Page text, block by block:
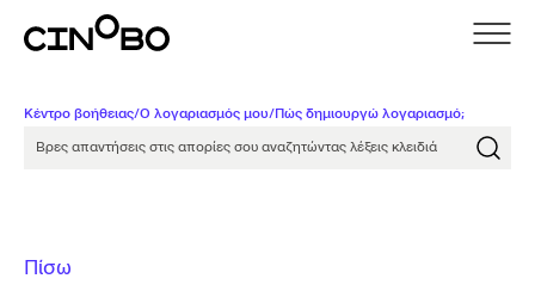
Κέντρο βοήθειας/Ο λογαριασμός μου/Πώς δημιουργώ λογαριασμό;
Βρες απαντήσεις στις απορίες σου αναζητώντας
Πίσω